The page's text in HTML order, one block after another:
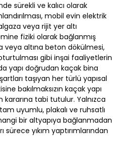
sürekli ve kalıcı olarak
mobil evin elektrik
veya rijit yer altı
fiziki olarak bağlanmış
veya altına beton dökülmesi,
gibi inşai faaliyetlerin
yapı doğrudan kaçak bina
taşıyan her türlü yapısal
bakılmaksızın kaçak yapı
kararına tabi tutulur. Yalnızca
uyumlu, plakalı ve ruhsatlı
bir altyapıya bağlanmadan
sürece yıkım yaptırımlarından